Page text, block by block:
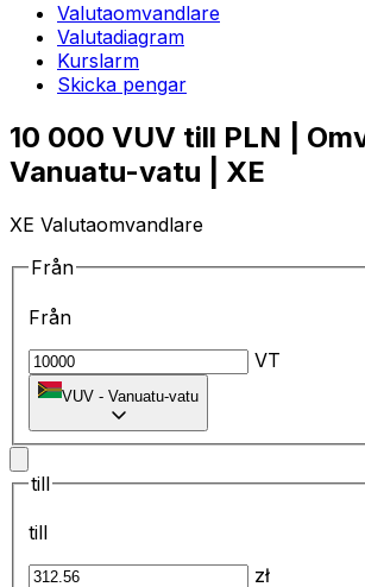
Valutaomvandlare
Valutadiagram
Kurslarm
Skicka pengar
10 000 VUV till PLN |
Vanuatu-vatu | XE
XE Valutaomvandlare
Från
Från
VT
VUV - Vanuatu-vatu
till
till
zł